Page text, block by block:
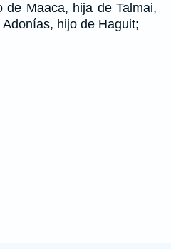
de Maaca, hija de Talmai,
hijo de Haguit;